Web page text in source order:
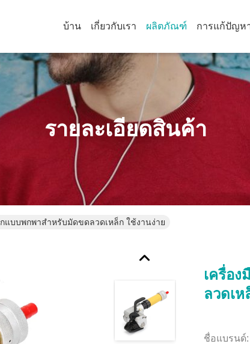
บ้าน เกี่ยวกับเรา ผลิตภัณฑ์ การแก้ปัญห
รายละเอียดสินค้า
กแบบพกพาสำหรับมัดขดลวดเหล็ก ใช้งานง่าย
เครื่อ
ลวดเห
ชื่อแบรนด์: